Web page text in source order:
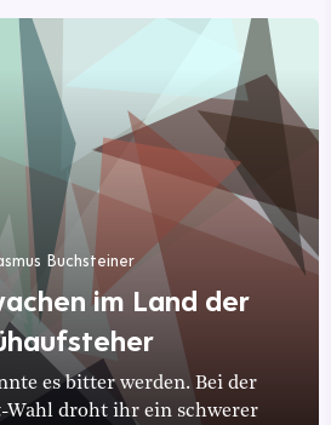
Buchsteiner
im Land der
es bitter werden. Bei der
Wahl droht ihr ein schwerer